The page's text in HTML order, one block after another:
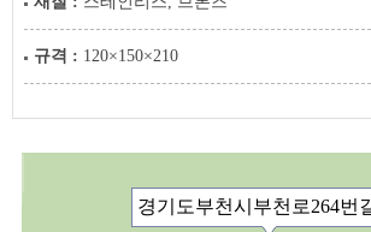
규격 : 120×150×210